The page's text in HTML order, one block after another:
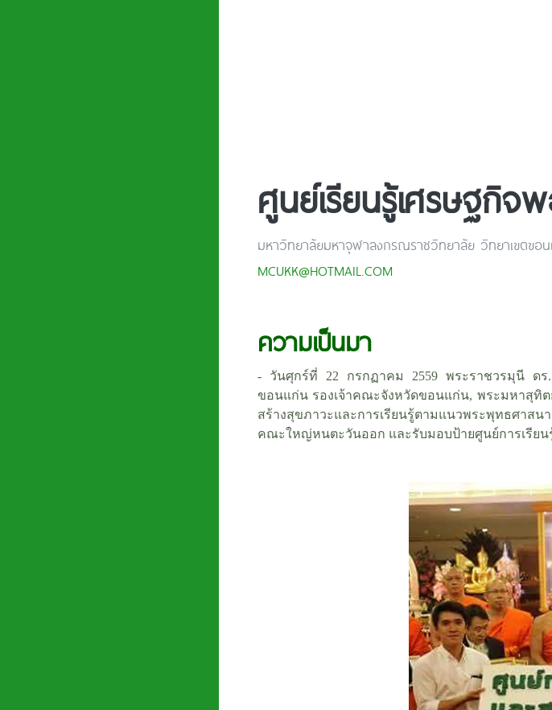
ศูนย์เรียนรู้เศรษฐกิจ
มหาวิทยาลัยมหาจุฬาลงกรณราชวิทยาลัย วิทยาเขตขอ
MCUKK@HOTMAIL.COM
ความเป็นมา
- วันศุกร์ที่ 22 กรกฏาคม 2559 พระราชวรมุนี ด
ขอนแก่น รองเจ้าคณะจังหวัดขอนแก่น, พระมหาสุทิต
สร้างสุขภาวะและการเรียนรู้ตามแนวพระพุทธศาส
คณะใหญ่หนตะวันออก และรับมอบป้ายศูนย์การเรีย